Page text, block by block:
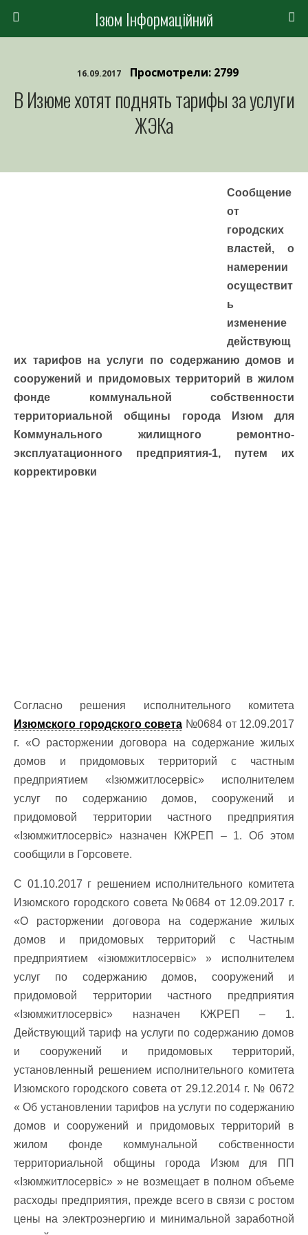
Ізюм Інформаційний
16.09.2017 Просмотрели: 2799
В Изюме хотят поднять тарифы за услуги
ЖЭКа
Сообщение
от
городских
властей, о
намерении
осуществит
ь
изменение
действующ
их тарифов на услуги по содержанию домов и
сооружений и придомовых территорий в жилом
фонде коммунальной собственности
территориальной общины города Изюм для
Коммунального жилищного ремонтно-
эксплуатационного предприятия-1, путем их
корректировки
Согласно решения исполнительного комитета
Изюмского городского совета №0684 от 12.09.2017
г. «О расторжении договора на содержание жилых
домов и придомовых территорий с частным
предприятием «Ізюмжитлосервіс» исполнителем
услуг по содержанию домов, сооружений и
придомовой территории частного предприятия
«Ізюмжитлосервіс» назначен КЖРЕП – 1. Об этом
сообщили в Горсовете.
С 01.10.2017 г решением исполнительного комитета
Изюмского городского совета №0684 от 12.09.2017 г.
«О расторжении договора на содержание жилых
домов и придомовых территорий с Частным
предприятием «ізюмжитлосервіс» » исполнителем
услуг по содержанию домов, сооружений и
придомовой территории частного предприятия
«Ізюмжитлосервіс» назначен КЖРЕП – 1.
Действующий тариф на услуги по содержанию домов
и сооружений и придомовых территорий,
установленный решением исполнительного комитета
Изюмского городского совета от 29.12.2014 г. № 0672
« Об установлении тарифов на услуги по содержанию
домов и сооружений и придомовых территорий в
жилом фонде коммунальной собственности
территориальной общины города Изюм для ПП
«Ізюмжитлосервіс» » не возмещает в полном объеме
расходы предприятия, прежде всего в связи с ростом
цены на электроэнергию и минимальной заработной